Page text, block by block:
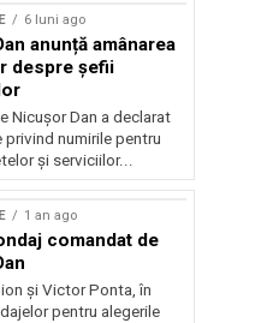
6 luni ago
anunță amânarea
despre șefii
Nicușor Dan a declarat
privind numirile pentru
și serviciilor...
1 an ago
comandat de
și Victor Ponta, în
pentru alegerile